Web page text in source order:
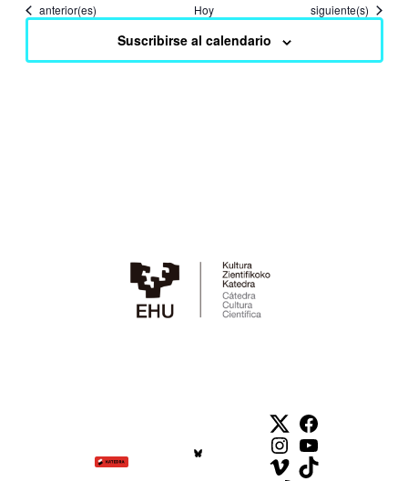
Eventos
anterior(es) Hoy Eventos
siguiente(s)
Suscribirse al calendario
TwitterFacebook
Instagram
YouTube
VimeoTikTok